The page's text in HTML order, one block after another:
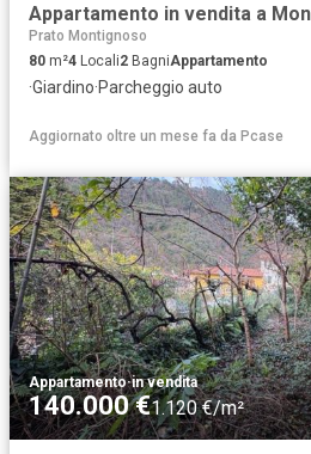
Appartamento in vendita a
Prato Montignoso
80 m²4 Locali2 BagniAppartamento
·Giardino·Parcheggio auto
Aggiornato oltre un mese fa da Pcase
Appartamento·in vendita
140.000 €1.120 €/m²